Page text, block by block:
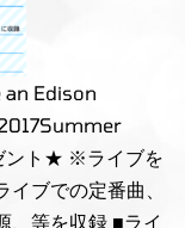
an Edison
ント★ ※ライブを
ブでの定番曲、
、等を収録 ■ライ